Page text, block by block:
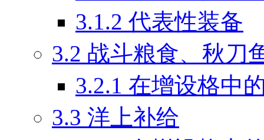
3.1.2 代表性装备
3.2 战斗粮食、秋刀
3.2.1 在增设格中
3.3 洋上补给